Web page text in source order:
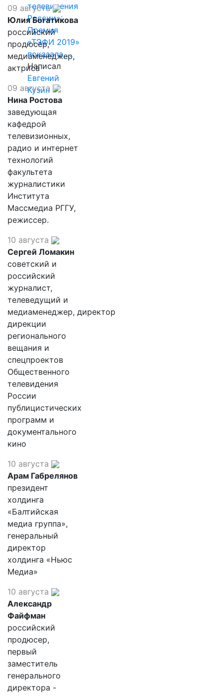
телевидения
России»:
Премия
«ТЭФИ 2019»
показала,…
Написал
Евгений
Кузин
09 августа
Юлия Богатикова
российский
продюсер,
медиаменеджер,
актриса
09 августа
Нина Ростова
заведующая
кафедрой
телевизионных,
радио и интернет
технологий
факультета
журналистики
Института
Массмедиа РГГУ,
режиссер.
10 августа
Сергей Ломакин
советский и
российский
журналист,
телеведущий и
медиаменеджер, директор
дирекции
регионального
вещания и
спецпроектов
Общественного
телевидения
России
публицистических
программ и
документального
кино
10 августа
Арам Габрелянов
президент
холдинга
«Балтийская
медиа группа»,
генеральный
директор
холдинга «Ньюс
Медиа»
10 августа
Александр
Файфман
российский
продюсер,
первый
заместитель
генерального
директора -